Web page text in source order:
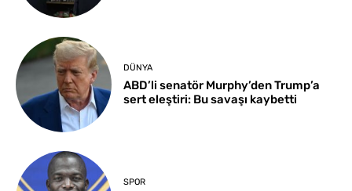
DÜNYA
ABD’li senatör Murphy’den Trump’a
sert eleştiri: Bu savaşı kaybetti
SPOR